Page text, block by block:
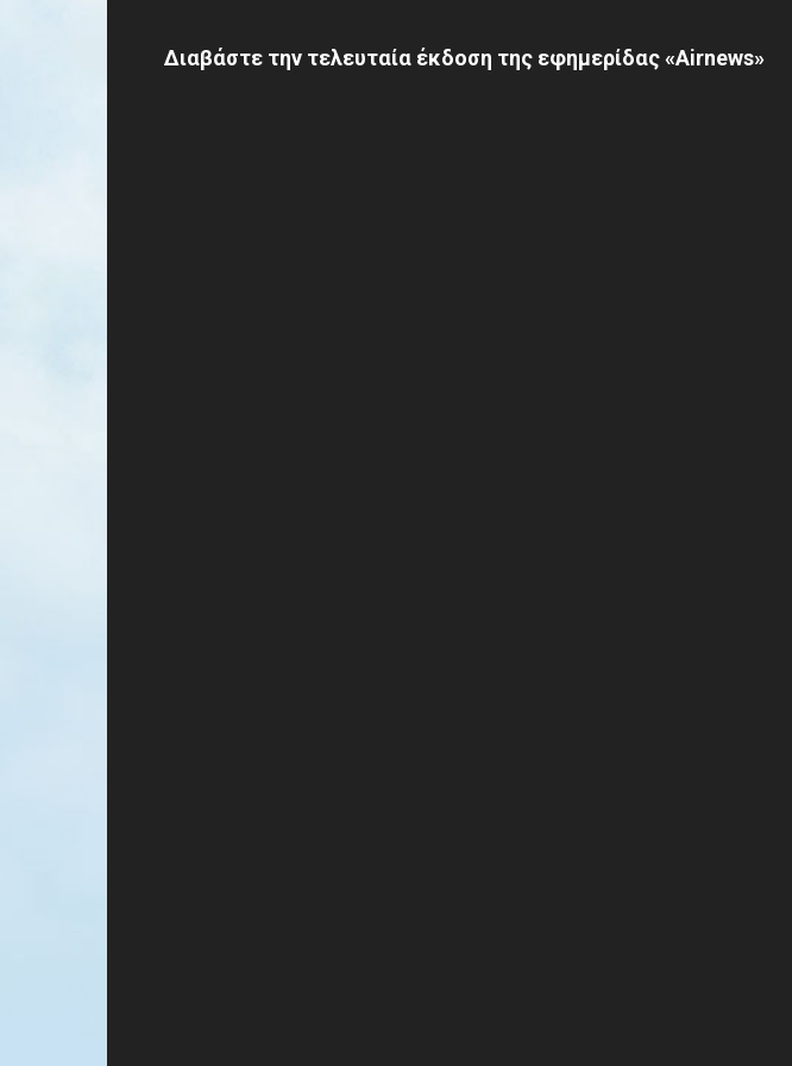
Διαβάστε την τελευταία έκδοση της εφημερίδας «Airnews»